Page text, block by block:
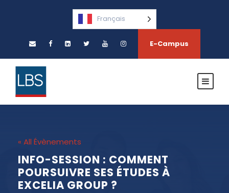
Français
E-Campus
« All Évènements
INFO-SESSION : COMMENT
POURSUIVRE SES ÉTUDES À
EXCELIA GROUP ?